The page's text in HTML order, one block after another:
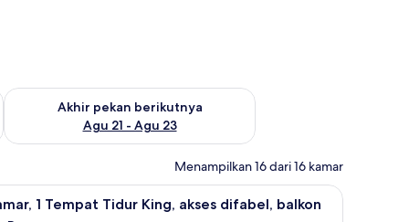
Agu 14 - Agu 16
Akhir pekan berikutnya
Agu 21 - Agu 23
Periksa ketersediaan untuk akhir pekan berikutnya Agu 21 -
Menampilkan 16 dari 16 kamar
| Seprai premium, minibar, brankas, dan meja kerja
Kamar, 1 Tempat Tidur King, akses difabel,
9 1 Tempat Tidur King, akses difabel, balkon